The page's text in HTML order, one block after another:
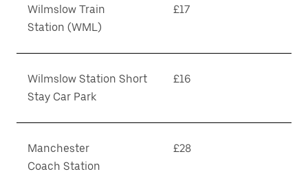
Wilmslow Train
Station (WML)
£17
Wilmslow Station Short
Stay Car Park
£16
Manchester
Coach Station
£28